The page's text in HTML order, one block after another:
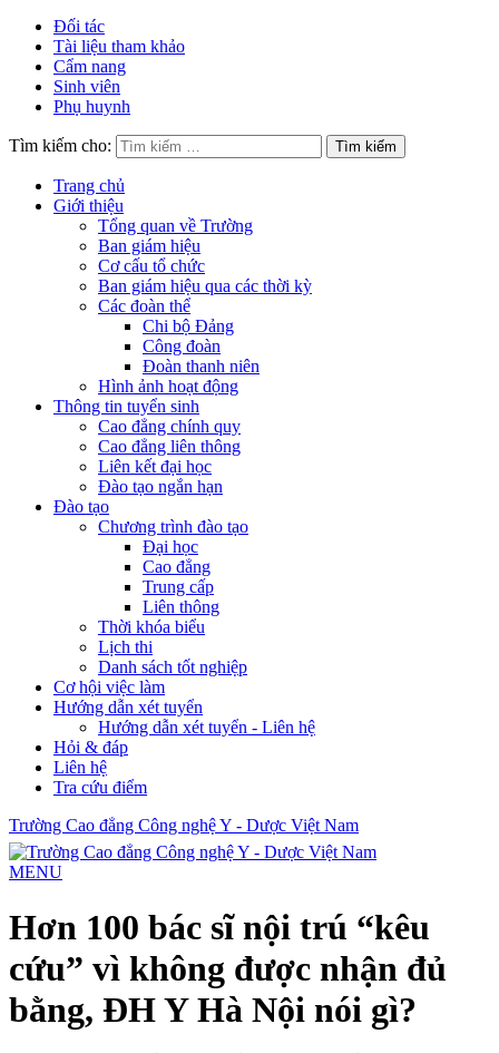
Đối tác
Tài liệu tham khảo
Cẩm nang
Sinh viên
Phụ huynh
Tìm kiếm cho:
Trang chủ
Giới thiệu
Tổng quan về Trường
Ban giám hiệu
Cơ cấu tổ chức
Ban giám hiệu qua các thời kỳ
Các đoàn thể
Chi bộ Đảng
Công đoàn
Đoàn thanh niên
Hình ảnh hoạt động
Thông tin tuyển sinh
Cao đẳng chính quy
Cao đẳng liên thông
Liên kết đại học
Đào tạo ngắn hạn
Đào tạo
Chương trình đào tạo
Đại học
Cao đẳng
Trung cấp
Liên thông
Thời khóa biểu
Lịch thi
Danh sách tốt nghiệp
Cơ hội việc làm
Hướng dẫn xét tuyển
Hướng dẫn xét tuyển - Liên hệ
Hỏi & đáp
Liên hệ
Tra cứu điểm
Trường Cao đẳng Công nghệ Y - Dược Việt Nam
MENU
Hơn 100 bác sĩ nội trú “kêu
cứu” vì không được nhận đủ
bằng, ĐH Y Hà Nội nói gì?